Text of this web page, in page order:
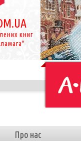
книг
Про нас